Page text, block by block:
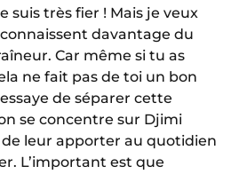
suis très fier ! Mais je veux
davantage du
Car même si tu as
ne fait pas de toi un bon
de séparer cette
se concentre sur Djimi
de leur apporter au quotidien
L’important est que